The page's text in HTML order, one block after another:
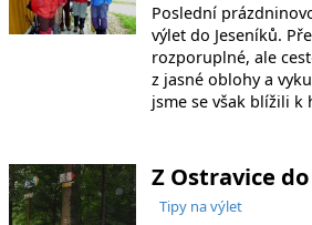
Poslední
výlet do Jeseníků.
rozporuplné, ale
z jasné oblohy a
jsme se však blížili k
Z Ostravice
Tipy na výlet